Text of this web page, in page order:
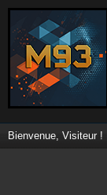
Bienvenue, Visiteur !